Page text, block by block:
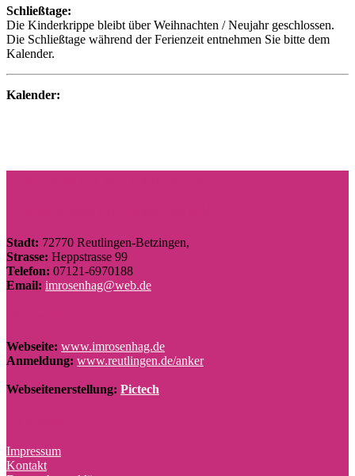
Schließtage:
Die Kinderkrippe bleibt über Weihnachten / Neujahr geschlossen.
Die Schließtage während der Ferienzeit entnehmen Sie bitte dem
Kalender.
Kalender:
Stadt: 72770 Reutlingen-Betzingen,
Strasse: Heppstrasse 99
Telefon: 07121-6970188
Email: imrosenhag@web.de
Webseite: www.imrosenhag.de
Anmeldung: www.reutlingen.de/anker
Webseitenerstellung: Pictech
Impressum
Kontakt